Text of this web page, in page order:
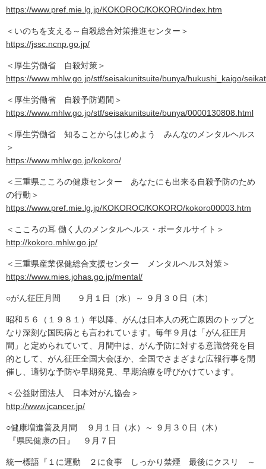
https://www.pref.mie.lg.jp/KOKOROC/KOKORO/index.htm
＜いのちを支える～自殺総合対策推進センター＞
https://jssc.ncnp.go.jp/
＜厚生労働省 自殺対策＞
https://www.mhlw.go.jp/stf/seisakunitsuite/bunya/hukushi_kaigo/
＜厚生労働省 自殺予防週間＞
https://www.mhlw.go.jp/stf/seisakunitsuite/bunya/0000130808.html
＜厚生労働省 知ることからはじめよう みんなのメンタルヘルス
＞
https://www.mhlw.go.jp/kokoro/
＜三重県こころの健康センター あなたにも出来る自殺予防のため
の行動＞
https://www.pref.mie.lg.jp/KOKOROC/KOKORO/kokoro00003.htm
＜こころの耳 働く人のメンタルヘルス・ポータルサイト＞
http://kokoro.mhlw.go.jp/
＜三重県産業保健総合支援センター メンタルヘルス対策＞
https://www.mies.johas.go.jp/mental/
○がん征圧月間 ９月１日（水）～ ９月３０日（木）
昭和５６（１９８１）年以降、がんは日本人の死亡原因のトップと
なり深刻な国民病とも言われています。毎年９月は「がん征圧月
間」と定められていて、月間中は、がん予防に対する意識啓発を目
的として、がん征圧全国大会ほか、全国でさまざまな広報行事を開
催し、適切な予防や早期発見、早期治療を呼びかけています。
＜公益財団法人 日本対がん協会＞
http://www.jcancer.jp/
○健康増進普及月間 ９月１日（水）～ ９月３０日（木）
『県民健康の日』 ９月７日
統一標語『１に運動 ２に食事 しっかり禁煙 最後にクスリ ～